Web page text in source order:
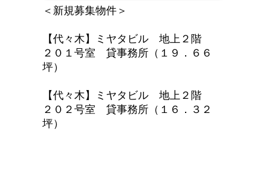
＜新規募集物件＞
【代々木】ミヤタビル 地上２階
２０１号室 貸事務所（１９．６６
坪）
【代々木】ミヤタビル 地上２階
２０２号室 貸事務所（１６．３２
坪）